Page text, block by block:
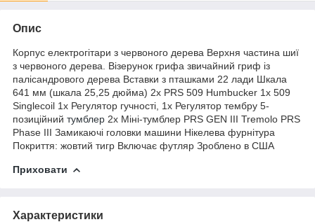
Опис
Корпус електрогітари з червоного дерева Верхня частина шиї
з червоного дерева. Візерунок грифа звичайний гриф із
палісандрового дерева Вставки з пташками 22 лади Шкала
641 мм (шкала 25,25 дюйма) 2x PRS 509 Humbucker 1x 509
Singlecoil 1x Регулятор гучності, 1x Регулятор тембру 5-
позиційний тумблер 2x Міні-тумблер PRS GEN III Tremolo PRS
Phase III Замикаючі головки машини Нікелева фурнітура
Покриття: жовтий тигр Включає футляр Зроблено в США
Приховати
Характеристики